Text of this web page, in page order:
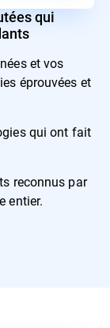
qui
et vos
éprouvées et
qui ont fait
reconnus par
entier.